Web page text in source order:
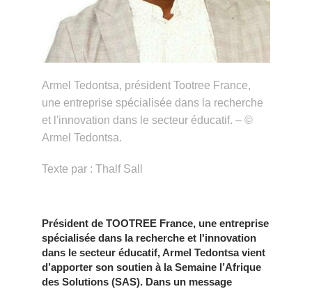
Armel Tedontsa, président Tootree France,
une entreprise spécialisée dans la recherche
et l'innovation dans le secteur éducatif. – ©
Armel Tedontsa.
Texte par : Thalf Sall
Président de TOOTREE France, une entreprise
spécialisée dans la recherche et l'innovation
dans le secteur éducatif, Armel Tedontsa vient
d’apporter son soutien à la Semaine l’Afrique
des Solutions (SAS). Dans un message